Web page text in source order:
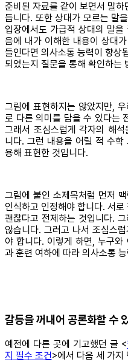
준비된 자료를 같이 보면서 말
듭니다. 또한 상대가 모르는 말
입장에서도 가급적 상대의 말
음에 내가 이해한 내용이 상대
들인다면 의사소통 능력이 향상
되었는지 질문을 통해 확인하는
그림에 표현하지는 않았지만,
로 다른 의미를 담을 수 있다는
그래서 조심스럽게 각자의 해
니다. 그런 내용을 어릴 적 수학
용해 표현한 것입니다.
그림에 붙인 소제목처럼 먼저
인식하고 인정해야 합니다. 서
괜찮다고 전제하는 것입니다.
않습니다. 그러고 나서 조심스
야 합니다. 이렇게 하면, 누구와
과 훈련 여하에 따라 의사소통
갈등을 꺼내어 공론화할 수
예전에 다른 곳에 기고했던 글 <
지 필수 조건>에서 다음 세 가지